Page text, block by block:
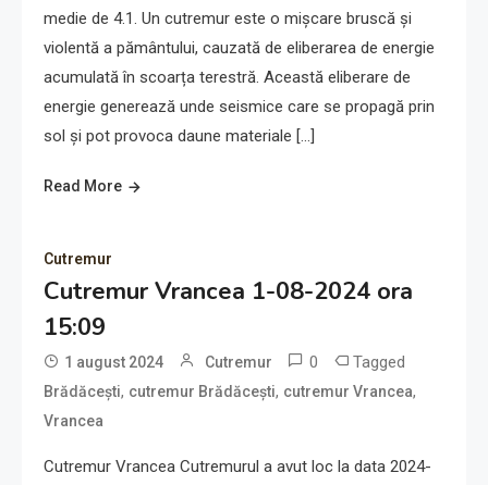
medie de 4.1. Un cutremur este o mișcare bruscă și
violentă a pământului, cauzată de eliberarea de energie
acumulată în scoarța terestră. Această eliberare de
energie generează unde seismice care se propagă prin
sol și pot provoca daune materiale […]
Read More
Cutremur
Cutremur Vrancea 1-08-2024 ora
15:09
1 august 2024 Cutremur 0 Tagged
Brădăcești, cutremur Brădăcești, cutremur Vrancea,
Vrancea
Cutremur Vrancea Cutremurul a avut loc la data 2024-